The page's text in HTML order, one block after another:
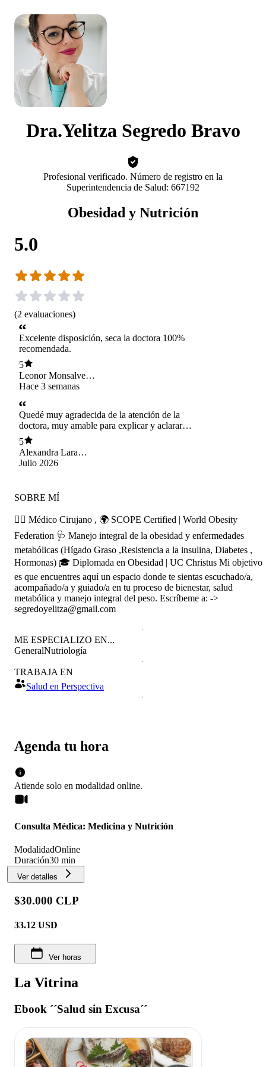
Dra.Yelitza Segredo Bravo
Profesional verificado. Número de registro en la
Superintendencia de Salud: 667192
Obesidad y Nutrición
5.0
(2 evaluaciones)
Excelente disposición, seca la doctora 100%
recomendada.
5
Leonor Monsalves
Aguilera
Hace 3 semanas
Quedé muy agradecida de la atención de la
doctora, muy amable para explicar y aclarar
dudas, se nota su dedicación.
5
Alexandra Lara
Espinoza
Julio 2026
Agenda tu hora
Atiende solo en modalidad online.
Consulta Médica: Medicina y Nutrición
ModalidadOnline
Duración30 min
Ver detalles
$30.000 CLP
33.12 USD
Ver horas
La Vitrina
Ebook ´´Salud sin Excusa´´
SOBRE MÍ
👩‍⚕️ Médico Cirujano , 🌍 SCOPE Certified | World Obesity
Federation 🩺 Manejo integral de la obesidad y enfermedades
metabólicas (Hígado Graso ,Resistencia a la insulina, Diabetes ,
Hormonas) 🎓 Diplomada en Obesidad | UC Christus Mi objetivo
es que encuentres aquí un espacio donde te sientas escuchado/a,
acompañado/a y guiado/a en tu proceso de bienestar, salud
metabólica y manejo integral del peso. Escríbeme a: ->
segredoyelitza@gmail.com
ME ESPECIALIZO EN...
GeneralNutriología
TRABAJA EN
Salud en Perspectiva